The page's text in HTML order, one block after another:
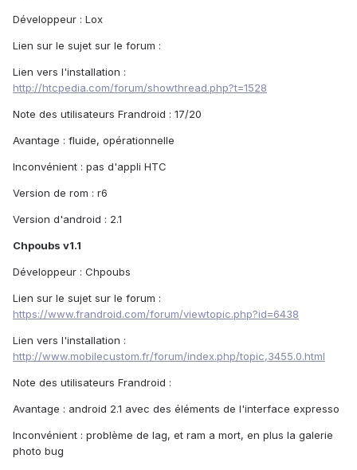
Développeur : Lox
Lien sur le sujet sur le forum :
Lien vers l'installation :
http://htcpedia.com/forum/showthread.php?t=1528
Note des utilisateurs Frandroid : 17/20
Avantage : fluide, opérationnelle
Inconvénient : pas d'appli HTC
Version de rom : r6
Version d'android : 2.1
Chpoubs v1.1
Développeur : Chpoubs
Lien sur le sujet sur le forum :
https://www.frandroid.com/forum/viewtopic.php?id=6438
Lien vers l'installation :
http://www.mobilecustom.fr/forum/index.php/topic,3455.0.html
Note des utilisateurs Frandroid :
Avantage : android 2.1 avec des éléments de l'interface expresso
Inconvénient : problème de lag, et ram a mort, en plus la galerie
photo bug